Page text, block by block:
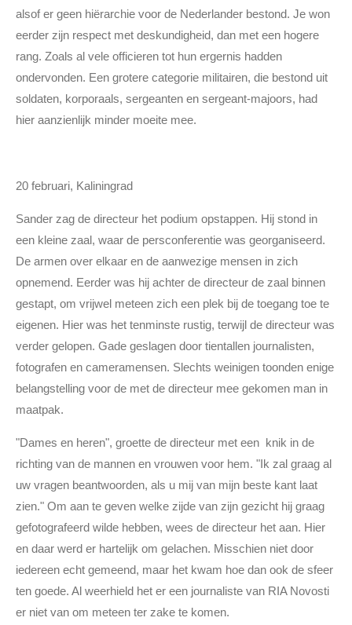
alsof er geen hiërarchie voor de Nederlander bestond. Je won
eerder zijn respect met deskundigheid, dan met een hogere
rang. Zoals al vele officieren tot hun ergernis hadden
ondervonden. Een grotere categorie militairen, die bestond uit
soldaten, korporaals, sergeanten en sergeant-majoors, had
hier aanzienlijk minder moeite mee.
20 februari, Kaliningrad
Sander zag de directeur het podium opstappen. Hij stond in
een kleine zaal, waar de persconferentie was georganiseerd.
De armen over elkaar en de aanwezige mensen in zich
opnemend. Eerder was hij achter de directeur de zaal binnen
gestapt, om vrijwel meteen zich een plek bij de toegang toe te
eigenen. Hier was het tenminste rustig, terwijl de directeur was
verder gelopen. Gade geslagen door tientallen journalisten,
fotografen en cameramensen. Slechts weinigen toonden enige
belangstelling voor de met de directeur mee gekomen man in
maatpak.
"Dames en heren", groette de directeur met een knik in de
richting van de mannen en vrouwen voor hem. "Ik zal graag al
uw vragen beantwoorden, als u mij van mijn beste kant laat
zien." Om aan te geven welke zijde van zijn gezicht hij graag
gefotografeerd wilde hebben, wees de directeur het aan. Hier
en daar werd er hartelijk om gelachen. Misschien niet door
iedereen echt gemeend, maar het kwam hoe dan ook de sfeer
ten goede. Al weerhield het er een journaliste van RIA Novosti
er niet van om meteen ter zake te komen.